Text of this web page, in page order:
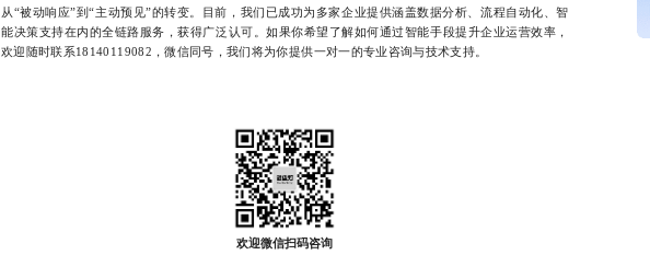
从“被动响应”到“主动预见”的转变。目前，我们已成功为多家企业提供涵盖数据分析、流程自动化、智
能决策支持在内的全链路服务，获得广泛认可。如果你希望了解如何通过智能手段提升企业运营效率，
欢迎随时联系18140119082，微信同号，我们将为你提供一对一的专业咨询与技术支持。
欢迎微信扫码咨询